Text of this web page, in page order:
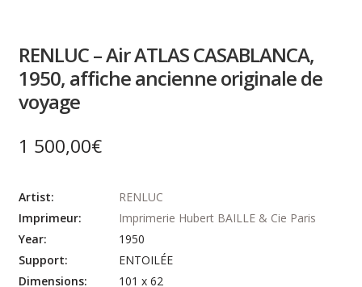
RENLUC – Air ATLAS CASABLANCA,
1950, affiche ancienne originale de
voyage
1 500,00€
Artist:
RENLUC
Imprimeur:
Imprimerie Hubert BAILLE & Cie Paris
Year:
1950
Support:
ENTOILÉE
Dimensions:
101 x 62